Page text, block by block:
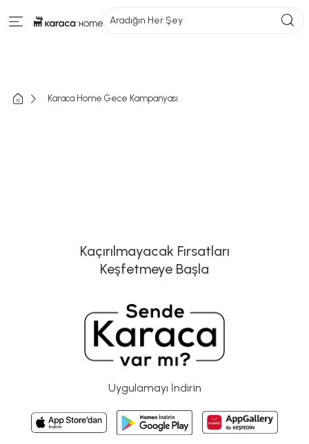
Aradığın Her Şey
Karaca Home Gece Kampanyası
Kaçırılmayacak Fırsatları
Keşfetmeye Başla
Uygulamayı İndirin